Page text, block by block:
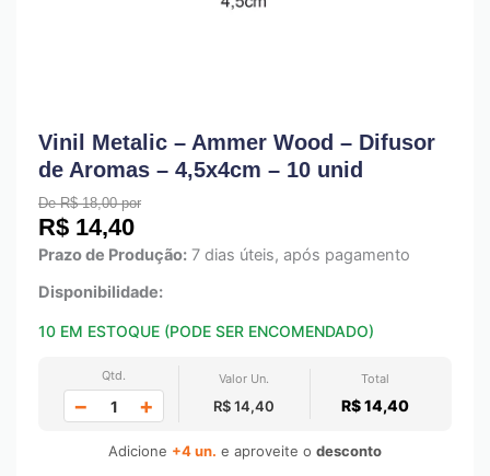
Vinil Metalic – Ammer Wood – Difusor
de Aromas – 4,5x4cm – 10 unid
De R$ 18,00 por
R$ 14,40
Prazo de Produção: 7 dias úteis, após pagamento
Disponibilidade:
10 EM ESTOQUE (PODE SER ENCOMENDADO)
Qtd.
− +
Valor Un.
R$ 14,40
Total
R$ 14,40
Adicione +4 un. e aproveite o desconto